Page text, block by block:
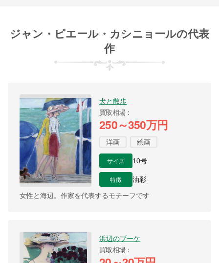
ジャン・ピエール・カシニョールの代表
作
犬と散歩
買取相場
250～350万円
洋画 絵画
サイズ 10号
特徴 油彩
女性と海辺。作家を代表するモチーフです
浜辺のブーケ
買取相場